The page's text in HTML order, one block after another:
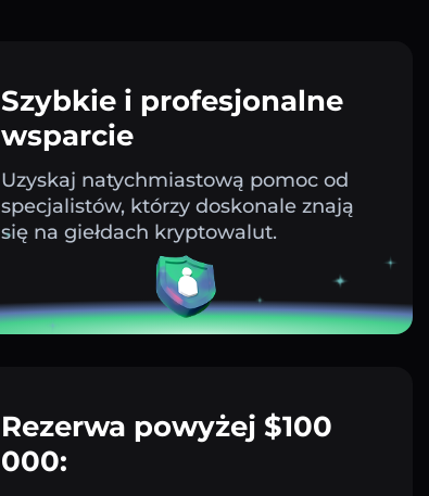
Szybkie i profesjonalne
wsparcie
Uzyskaj natychmiastową pomoc od
specjalistów, którzy doskonale znają
się na giełdach kryptowalut.
Rezerwa powyżej $100
000: